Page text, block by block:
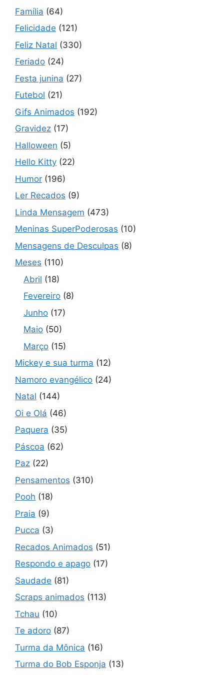
Família (64)
Felicidade (121)
Feliz Natal (330)
Feriado (24)
Festa junina (27)
Futebol (21)
Gifs Animados (192)
Gravidez (17)
Halloween (5)
Hello Kitty (22)
Humor (196)
Ler Recados (9)
Linda Mensagem (473)
Meninas SuperPoderosas (10)
Mensagens de Desculpas (8)
Meses (110)
Abril (18)
Fevereiro (8)
Junho (17)
Maio (50)
Março (15)
Mickey e sua turma (12)
Namoro evangélico (24)
Natal (144)
Oi e Olá (46)
Paquera (35)
Páscoa (62)
Paz (22)
Pensamentos (310)
Pooh (18)
Praia (9)
Pucca (3)
Recados Animados (51)
Respondo e apago (17)
Saudade (81)
Scraps animados (113)
Tchau (10)
Te adoro (87)
Turma da Mônica (16)
Turma do Bob Esponja (13)